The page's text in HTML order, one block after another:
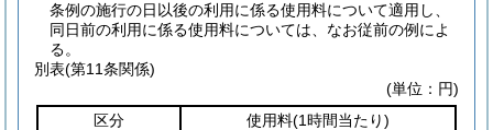
条例の施行の日以後の利用に係る使用料について適用し、
同日前の利用に係る使用料については、なお従前の例によ
る。
別表(第11条関係)
(単位：円)
区分
使用料(1時間当たり)